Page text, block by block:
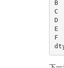
B
C
D
E
F